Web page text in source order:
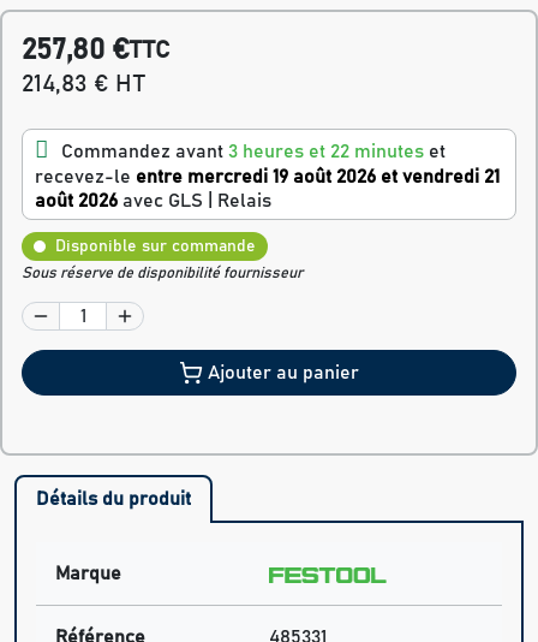
257,80 €TTC
214,83 € HT
Commandez avant 3 heures et 22 minutes et
recevez-le entre mercredi 19 août 2026 et vendredi 21
août 2026 avec GLS | Relais
Disponible sur commande
Sous réserve de disponibilité fournisseur
Ajouter au panier
Détails du produit
Marque
Référence 485331